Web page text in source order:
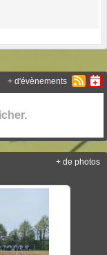
+ d'évènements
+ de photos